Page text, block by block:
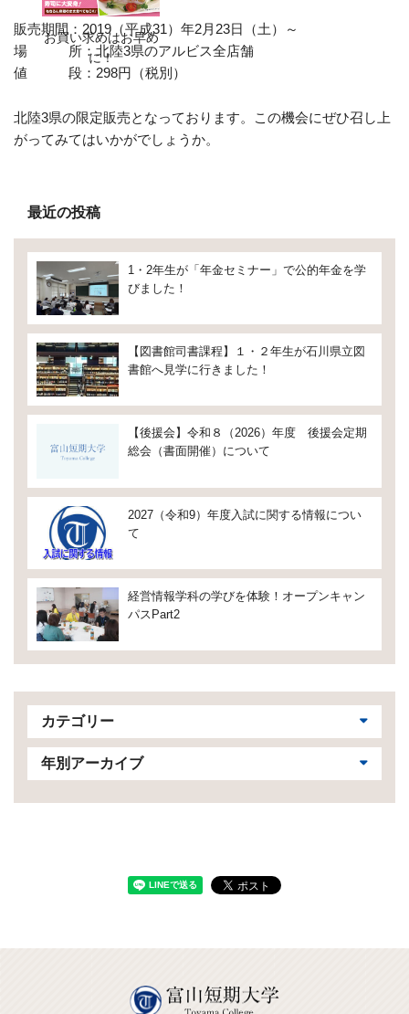
お買い求めはお早め
に！
販売期間：2019（平成31）年2月23日（土）～
場 所：北陸3県のアルビス全店舗
値 段：298円（税別）
北陸3県の限定販売となっております。この機会にぜひ召し上
がってみてはいかがでしょうか。
最近の投稿
1・2年生が「年金セミナー」で公的年金を学
びました！
【図書館司書課程】１・２年生が石川県立図
書館へ見学に行きました！
【後援会】令和８（2026）年度 後援会定期
総会（書面開催）について
2027（令和9）年度入試に関する情報につい
て
経営情報学科の学びを体験！オープンキャン
パスPart2
カテゴリー
年別アーカイブ